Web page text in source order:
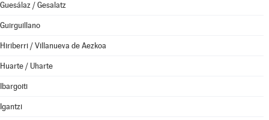
Guesálaz / Gesalatz
Guirguillano
Hiriberri / Villanueva de Aezkoa
Huarte / Uharte
Ibargoiti
Igantzi